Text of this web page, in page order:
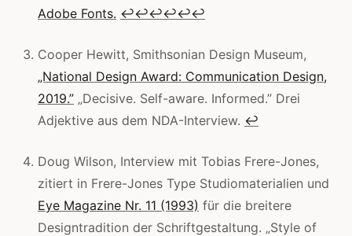
Adobe Fonts. ↩↩↩↩↩↩
Cooper Hewitt, Smithsonian Design Museum,
„National Design Award: Communication Design,
2019.” „Decisive. Self-aware. Informed.” Drei
Adjektive aus dem NDA-Interview. ↩
Doug Wilson, Interview mit Tobias Frere-Jones,
zitiert in Frere-Jones Type Studiomaterialien und
Eye Magazine Nr. 11 (1993) für die breitere
Designtradition der Schriftgestaltung. „Style of